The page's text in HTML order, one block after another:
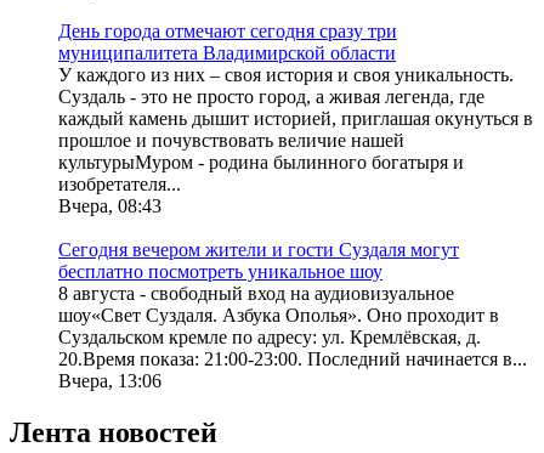
День города отмечают сегодня сразу три
муниципалитета Владимирской области
У каждого из них – своя история и своя уникальность.
Суздаль - это не просто город, а живая легенда, где
каждый камень дышит историей, приглашая окунуться в
прошлое и почувствовать величие нашей
культурыМуром - родина былинного богатыря и
изобретателя...
Вчера, 08:43
Сегодня вечером жители и гости Суздаля могут
бесплатно посмотреть уникальное шоу
8 августа - свободный вход на аудиовизуальное
шоу«Свет Суздаля. Азбука Ополья». Оно проходит в
Суздальском кремле по адресу: ул. Кремлёвская, д.
20.Время показа: 21:00-23:00. Последний начинается в...
Вчера, 13:06
Лента новостей